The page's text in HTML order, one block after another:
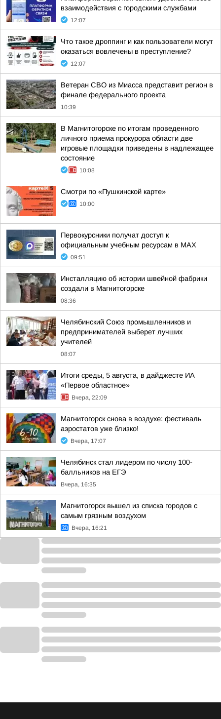
взаимодействия с городскими службами
12:07
Что такое дроппинг и как пользователи могут
оказаться вовлечены в преступление?
12:07
Ветеран СВО из Миасса представит регион в
финале федерального проекта
10:39
В Магнитогорске по итогам проведенного
личного приема прокурора области две
игровые площадки приведены в надлежащее
состояние
10:08
Смотри по «Пушкинской карте»
10:00
Первокурсники получат доступ к
официальным учебным ресурсам в MAX
09:51
Инсталляцию об истории швейной фабрики
создали в Магнитогорске
08:36
Челябинский Союз промышленников и
предпринимателей выберет лучших
учителей
08:07
Итоги среды, 5 августа, в дайджесте ИА
«Первое областное»
Вчера, 22:09
Магнитогорск снова в воздухе: фестиваль
аэростатов уже близко!
Вчера, 17:07
Челябинск стал лидером по числу 100-
балльников на ЕГЭ
Вчера, 16:35
Магнитогорск вышел из списка городов с
самым грязным воздухом
Вчера, 16:21